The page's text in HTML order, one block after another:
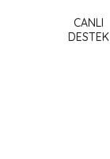
Ürün
Ürün
CANLI
DESTEK